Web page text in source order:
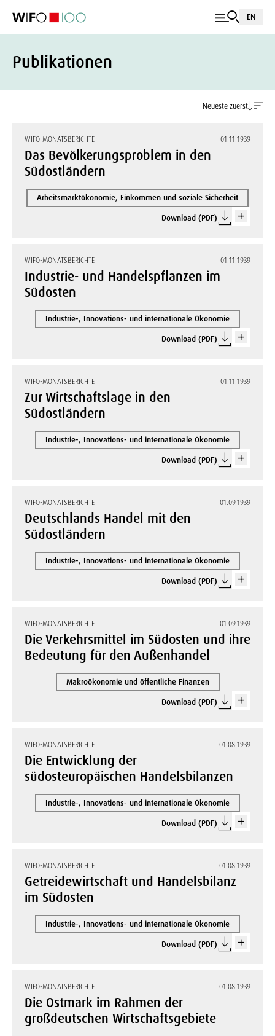
EN
Publikationen
Neueste zuerst
WIFO-MONATSBERICHTE 01.11.1939
Das Bevölkerungsproblem in den
Südostländern
Arbeitsmarktökonomie, Einkommen und soziale Sicherheit
Download (PDF)
WIFO-MONATSBERICHTE 01.11.1939
Industrie- und Handelspflanzen im
Südosten
Industrie-, Innovations- und internationale Ökonomie
Download (PDF)
WIFO-MONATSBERICHTE 01.11.1939
Zur Wirtschaftslage in den
Südostländern
Industrie-, Innovations- und internationale Ökonomie
Download (PDF)
WIFO-MONATSBERICHTE 01.09.1939
Deutschlands Handel mit den
Südostländern
Industrie-, Innovations- und internationale Ökonomie
Download (PDF)
WIFO-MONATSBERICHTE 01.09.1939
Die Verkehrsmittel im Südosten und ihre
Bedeutung für den Außenhandel
Makroökonomie und öffentliche Finanzen
Download (PDF)
WIFO-MONATSBERICHTE 01.08.1939
Die Entwicklung der
südosteuropäischen Handelsbilanzen
Industrie-, Innovations- und internationale Ökonomie
Download (PDF)
WIFO-MONATSBERICHTE 01.08.1939
Getreidewirtschaft und Handelsbilanz
im Südosten
Industrie-, Innovations- und internationale Ökonomie
Download (PDF)
WIFO-MONATSBERICHTE 01.08.1939
Die Ostmark im Rahmen der
großdeutschen Wirtschaftsgebiete